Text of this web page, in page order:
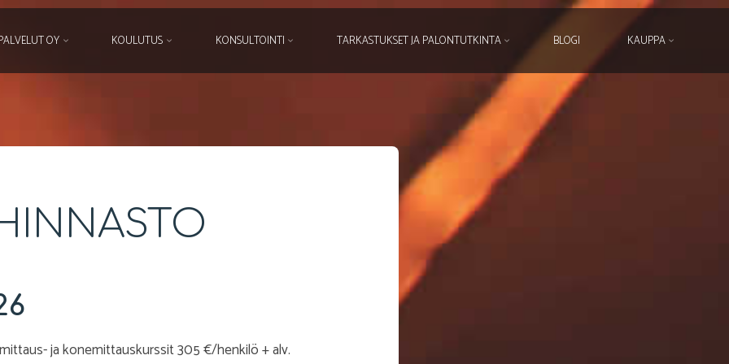
OY KOULUTUS KONSULTOINTI TARKASTUKSET JA PALONTUTKINTA BLOGI KAUPPA
ja konemittauskurssit 305 €/henkilö + alv.